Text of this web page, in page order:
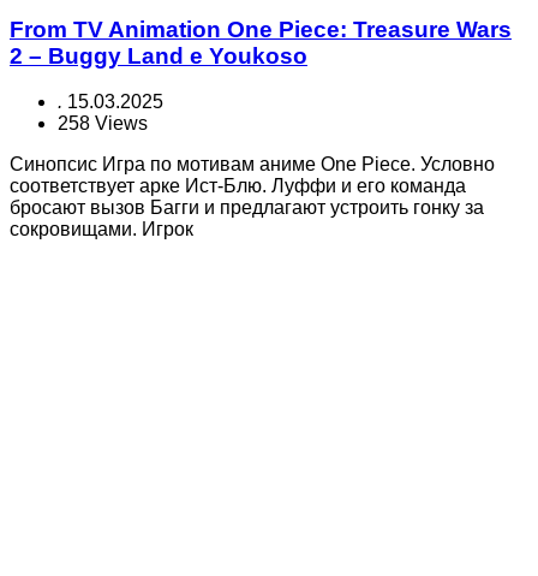
From TV Animation One Piece: Treasure Wars
2 – Buggy Land e Youkoso
. 15.03.2025
258 Views
Синопсис Игра по мотивам аниме One Piece. Условно
соответствует арке Ист-Блю. Луффи и его команда
бросают вызов Багги и предлагают устроить гонку за
сокровищами. Игрок